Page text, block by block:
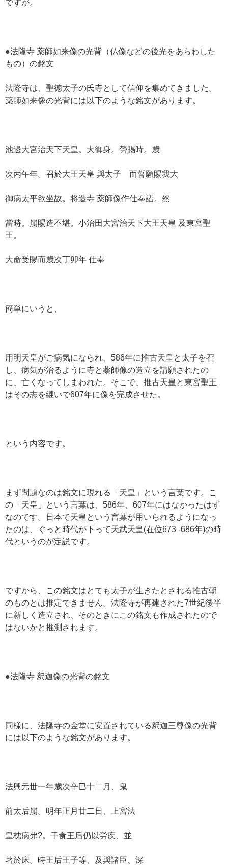
ですが。
●法隆寺 薬師如来像の光背（仏像などの後光をあらわした
もの）の銘文
法隆寺は、聖徳太子の氏寺として信仰を集めてきました。
薬師如来像の光背には以下のような銘文があります。
池邊大宮治天下天皇。大御身。勞賜時。歳
次丙午年。召於大王天皇 與太子 而誓願賜我大
御病太平欲坐故。将造寺 薬師像作仕奉詔。然
當時。崩賜造不堪。小治田大宮治天下大王天皇 及東宮聖
王。
大命受賜而歳次丁卯年 仕奉
簡単にいうと、
用明天皇がご病気になられ、586年に推古天皇と太子を召
し、病気が治るように寺と薬師像の造立を請願されたの
に、亡くなってしまわれた。そこで、推古天皇と東宮聖王
はその志を継いで607年に像を完成させた。
という内容です。
まず問題なのは銘文に現れる「天皇」という言葉です。こ
の「天皇」という言葉は、586年、607年にはなかったはず
なのです。日本で天皇という言葉が用いられるようになっ
たのは、ぐっと時代が下って天武天皇(在位673 -686年)の時
代というのが定説です。
ですから、この銘文はとても太子が生きたとされる推古朝
のものとは推定できません。法隆寺が再建された7世紀後半
に新しく造立され、そのときにこの銘文も作成されたので
はないかと推測されます。
●法隆寺 釈迦像の光背の銘文
同様に、法隆寺の金堂に安置されている釈迦三尊像の光背
には以下のような銘文があります。
法興元丗一年歳次辛巳十二月、鬼
前太后崩。明年正月廿二日、上宮法
皇枕病弗?。干食王后仍以労疾、並
著於床。時王后王子等、及與諸臣、深